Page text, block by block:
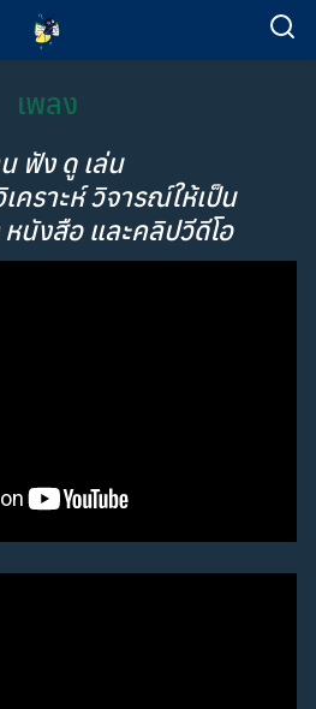
เพลง
ฟัง ดู เล่น
คราะห์ วิจารณ์ให้เป็น
นังสือ และคลิปวีดีโอ